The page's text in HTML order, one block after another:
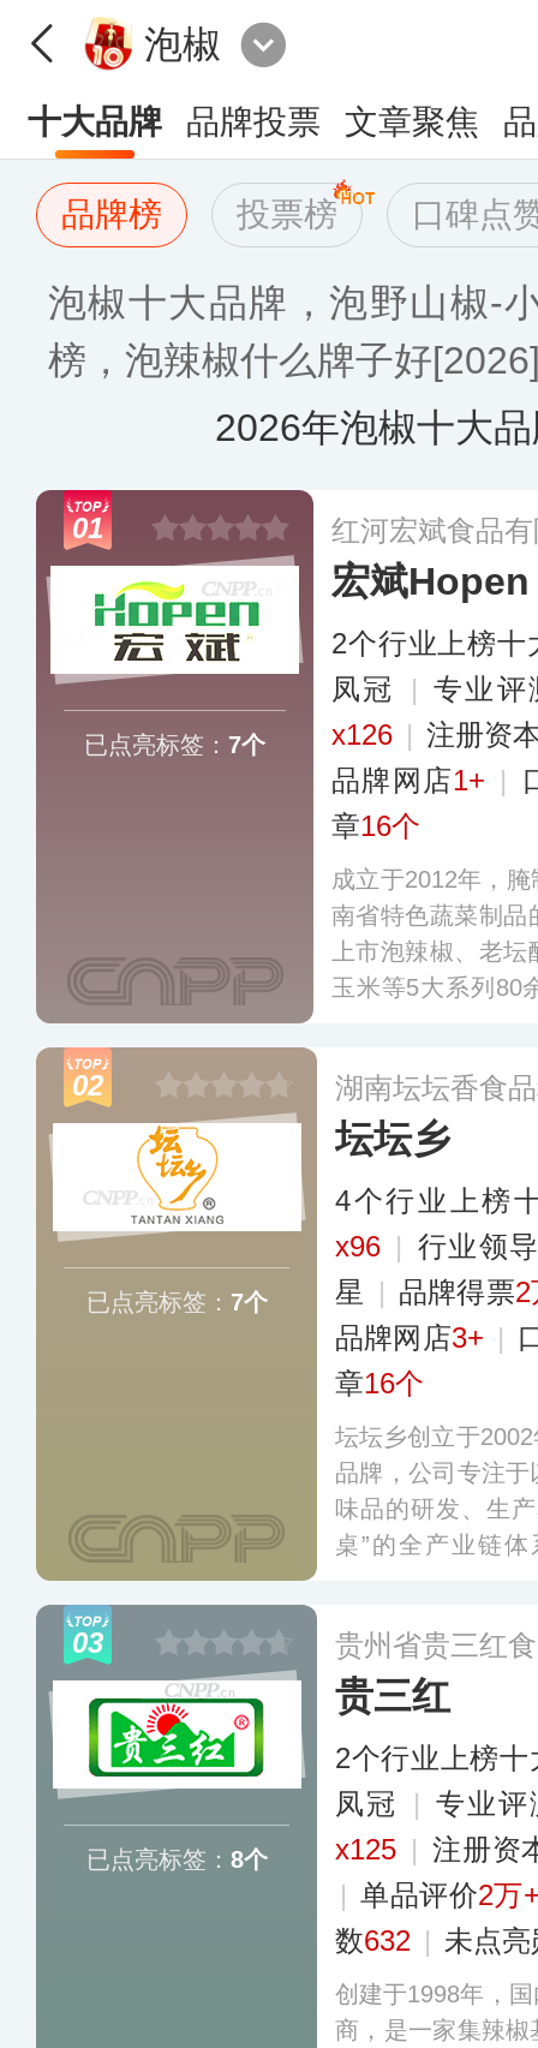
泡椒
十大品牌 品牌投票 文章聚焦
品牌榜 投票榜 口碑点
泡椒十大品牌，泡野山椒-
榜，泡辣椒什么牌子好
2026年泡椒十大
01
已点亮标签： 7个
红河宏斌食品
宏斌Hopen
2个行业上榜十
凤冠
| 专业
x126 | 注册资
品牌网店1+ |
章16个
成立于2012年，
南省特色蔬菜制品
上市泡辣椒、老
玉米等5大系列80
国家和地区，成
牌。更多
02
已点亮标签： 7个
湖南坛坛香食
坛坛乡
4个行业上榜
x96 | 行业领
星
| 品牌得票2
品牌网店3+ |
章16个
坛坛乡创立于
品牌，公司专注
味品的研发、生
桌”的全产业链
盖各大电商平台。
03
已点亮标签： 8个
贵州省贵三红
贵三红
2个行业上榜十
凤冠
| 专业
x125 | 注册资
| 单品评价2万
数632 | 未点亮
创建于1998年，
商，是一家集辣